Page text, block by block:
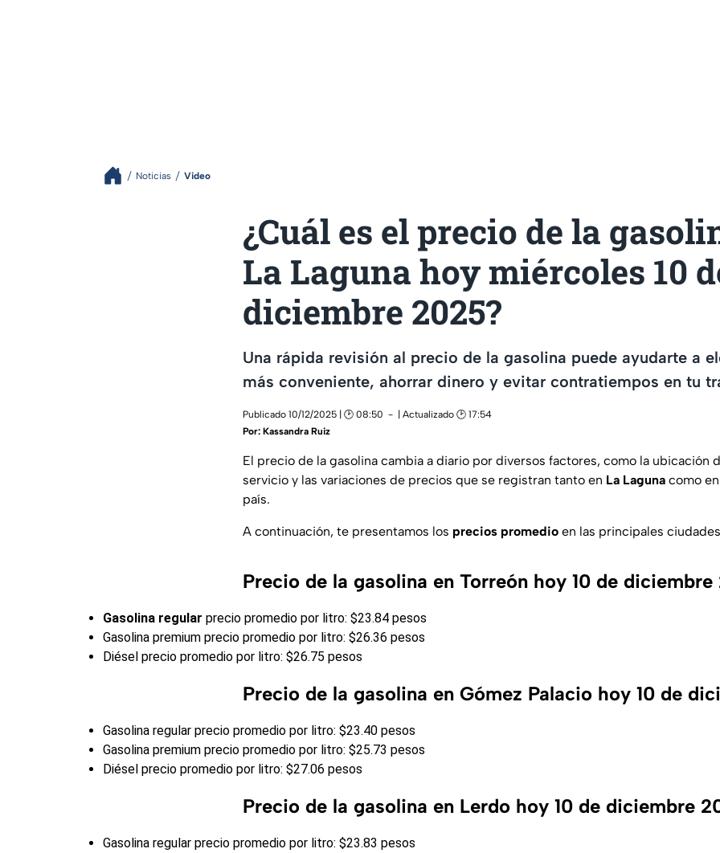
Noticias Video
¿Cuál es el precio de la
La Laguna hoy miércoles 10
diciembre 2025?
Una rápida revisión al precio de la gasolina puede ayudarte a
más conveniente, ahorrar dinero y evitar contratiempos en tu
Publicado 10/12/2025 | 🕑 08:50
| Actualizado 🕑 17:54
Por: Kassandra Ruiz
El precio de la gasolina cambia a diario por diversos factores, como la ubicación
servicio y las variaciones de precios que se registran tanto en La Laguna como
país.
A continuación, te presentamos los precios promedio en las principales
Precio de la gasolina en Torreón hoy 10 de diciembre
Gasolina regular precio promedio por litro: $23.84 pesos
Gasolina premium precio promedio por litro: $26.36 pesos
Diésel precio promedio por litro: $26.75 pesos
Precio de la gasolina en Gómez Palacio hoy 10 de
Gasolina regular precio promedio por litro: $23.40 pesos
Gasolina premium precio promedio por litro: $25.73 pesos
Diésel precio promedio por litro: $27.06 pesos
Precio de la gasolina en Lerdo hoy 10 de diciembre
Gasolina regular precio promedio por litro: $23.83 pesos